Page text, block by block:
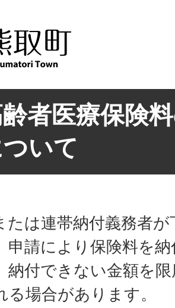
者医療保険
いて
たは連帯納付義務者
申請により保険料を
納付できない金額を
る場合があります。